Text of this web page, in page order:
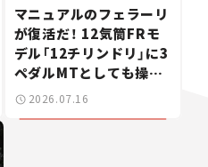
マニュアルのフェラーリ
が復活だ！ 12気筒FRモ
デル「12チリンドリ」に3
ペダルMTとしても操れ
る「マヌアーレ」が登場！
2026.07.16